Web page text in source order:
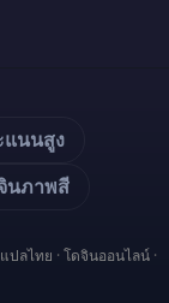
แนนสูง
นภาพสี
ปลไทย · โดจินออนไลน์ ·